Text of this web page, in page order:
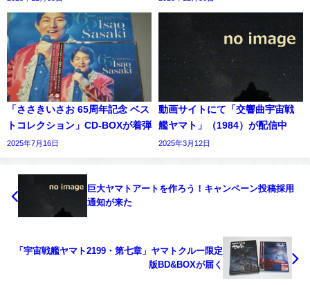
「ささきいさお 65周年記念 ベス
トコレクション」CD-BOXが着弾
2025年7月16日
動画サイトにて「交響曲宇宙戦
艦ヤマト」（1984）が配信中
2025年3月12日
巨大ヤマトアートを作ろう！キャンペーン投稿採用
通知が来た
「宇宙戦艦ヤマト2199・第七章」ヤマトクルー限定
版BD&BOXが届く